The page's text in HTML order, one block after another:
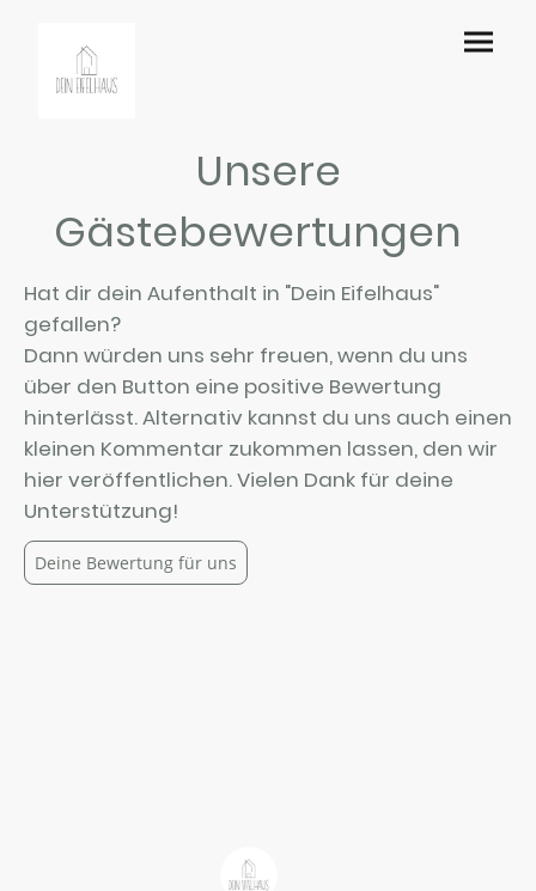
Unsere
Gästebewertungen
Hat dir dein Aufenthalt in "Dein Eifelhaus"
gefallen?
Dann würden uns sehr freuen, wenn du uns
über den Button eine positive Bewertung
hinterlässt. Alternativ kannst du uns auch einen
kleinen Kommentar zukommen lassen, den wir
hier veröffentlichen. Vielen Dank für deine
Unterstützung!
Deine Bewertung für uns